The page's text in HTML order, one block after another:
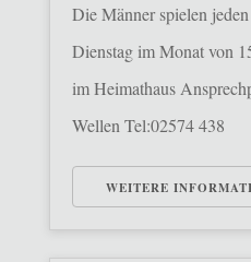
Die Männer spielen
Dienstag im Monat von
im Heimathaus
Wellen Tel:02574 438
WEITERE